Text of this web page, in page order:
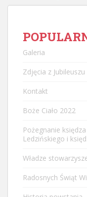
Galeria
Zdjęcia z
Kontakt
Boże Ciało 2022
Pożegnanie
Ledzińskiego i
Władze
Radosnych Świąt